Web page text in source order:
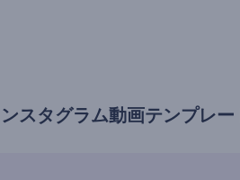
タグラム動画テンプレー